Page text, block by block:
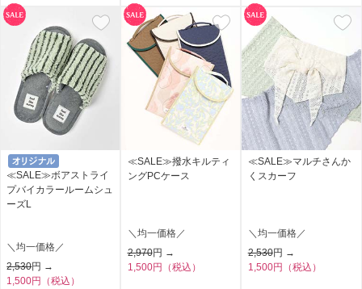
≪SALE≫ボアストライ
プバイカラールームシュ
ーズL
＼均一価格／
2,530円 →
1,500円（税込）
≪SALE≫撥水キルティ
ングPCケース
＼均一価格／
2,970円 →
1,500円（税込）
≪SALE≫マルチさんか
くスカーフ
＼均一価格／
2,530円 →
1,500円（税込）